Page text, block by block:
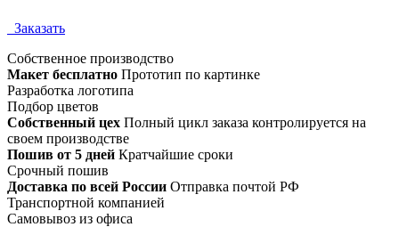
Заказать
Собственное производство
Макет бесплатно Прототип по картинке
Разработка логотипа
Подбор цветов
Собственный цех Полный цикл заказа контролируется на
своем производстве
Пошив от 5 дней Кратчайшие сроки
Срочный пошив
Доставка по всей России Отправка почтой РФ
Транспортной компанией
Самовывоз из офиса